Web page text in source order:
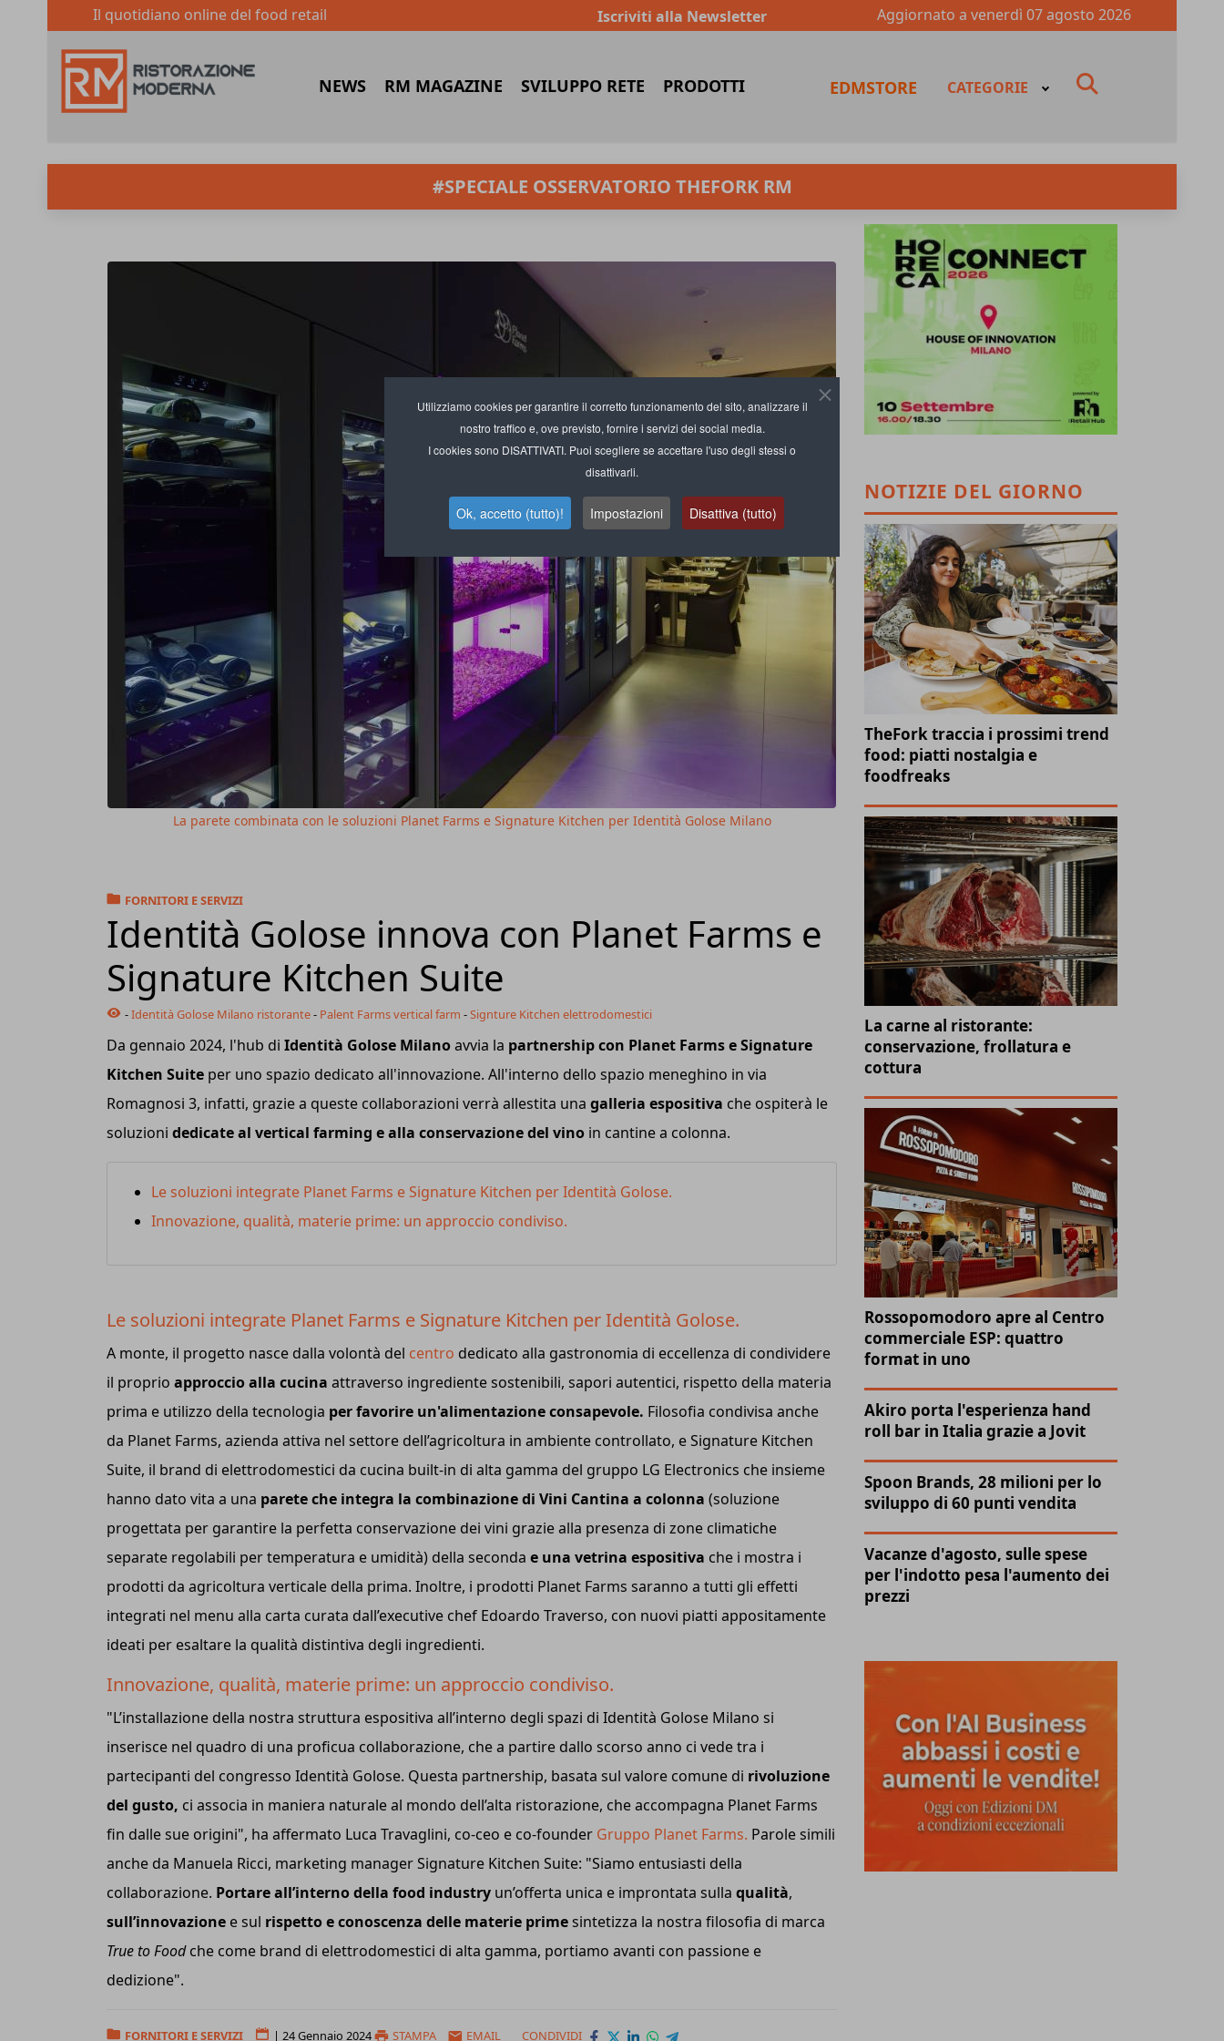
Utilizziamo cookies per garantire il corretto funzionamento del sito, analizzare il
nostro traffico e, ove previsto, fornire i servizi dei social media.
I cookies sono DISATTIVATI. Puoi scegliere se accettare l'uso degli stessi o
disattivarli.
Ok, accetto (tutto)! Impostazioni Disattiva (tutto)
Il quotidiano online del food retail Iscriviti alla Newsletter Aggiornato a venerdì 07 agosto 2026
NEWS RM MAGAZINE SVILUPPO RETE PRODOTTI EDMSTORE CATEGORIE
#SPECIALE OSSERVATORIO THEFORK RM
La parete combinata con le soluzioni Planet Farms e Signature Kitchen per Identità Golose Milano
FORNITORI E SERVIZI
Identità Golose innova con Planet Farms e
Signature Kitchen Suite
-Identità Golose Milano ristorante- Palent Farms vertical farm -Signture Kitchen elettrodomestici
Da gennaio 2024, l'hub di Identità Golose Milanoavvia la partnership con Planet Farms e Signature
Kitchen Suite per uno spazio dedicato all'innovazione. All'interno dello spazio meneghino in via
Romagnosi 3, infatti, grazie a queste collaborazioni verrà allestita una galleria espositiva che ospiterà le
soluzioni dedicate al vertical farming e alla conservazione del vino in cantine a colonna.
Le soluzioni integrate Planet Farms e Signature Kitchen per Identità Golose.
Innovazione, qualità, materie prime: un approccio condiviso.
Le soluzioni integrate Planet Farms e Signature Kitchen per Identità Golose.
A monte, il progetto nasce dalla volontà del centro dedicato alla gastronomia di eccellenza di condividere
il proprio approccio alla cucina attraverso ingrediente sostenibili, sapori autentici, rispetto della materia
prima e utilizzo della tecnologia per favorire un'alimentazione consapevole. Filosofia condivisa anche
da Planet Farms, azienda attiva nel settore dell’agricoltura in ambiente controllato, e Signature Kitchen
Suite, il brand di elettrodomestici da cucina built-in di alta gamma del gruppo LG Electronics che insieme
hanno dato vita a una parete che integra la combinazione di Vini Cantina a colonna (soluzione
progettata per garantire la perfetta conservazione dei vini grazie alla presenza di zone climatiche
separate regolabili per temperatura e umidità) della seconda e una vetrina espositiva che i mostra i
prodotti da agricoltura verticale della prima. Inoltre, i prodotti Planet Farms saranno a tutti gli effetti
integrati nel menu alla carta curata dall’executive chef Edoardo Traverso, con nuovi piatti appositamente
ideati per esaltare la qualità distintiva degli ingredienti.
Innovazione, qualità, materie prime: un approccio condiviso.
"L’installazione della nostra struttura espositiva all’interno degli spazi di Identità Golose Milano si
inserisce nel quadro di una proficua collaborazione, che a partire dallo scorso anno ci vede tra i
partecipanti del congresso Identità Golose. Questa partnership, basata sul valore comune di rivoluzione
del gusto, ci associa in maniera naturale al mondo dell’alta ristorazione, che accompagna Planet Farms
fin dalle sue origini", ha affermato Luca Travaglini, co-ceo e co-founder Gruppo Planet Farms. Parole simili
anche da Manuela Ricci, marketing manager Signature Kitchen Suite: "Siamo entusiasti della
collaborazione. Portare all’interno della food industry un’offerta unica e improntata sulla qualità,
sull’innovazione e sul rispetto e conoscenza delle materie primesintetizza la nostra filosofia di marca
True to Foodche come brand di elettrodomestici di alta gamma, portiamo avanti con passione e
dedizione".
FORNITORI E SERVIZI | 24 Gennaio 2024 STAMPA EMAIL CONDIVIDI
NOTIZIE DEL GIORNO
TheFork traccia i prossimi trend
food: piatti nostalgia e
foodfreaks
La carne al ristorante:
conservazione, frollatura e
cottura
Rossopomodoro apre al Centro
commerciale ESP: quattro
format in uno
Akiro porta l'esperienza hand
roll bar in Italia grazie a Jovit
Spoon Brands, 28 milioni per lo
sviluppo di 60 punti vendita
Vacanze d'agosto, sulle spese
per l'indotto pesa l'aumento dei
prezzi